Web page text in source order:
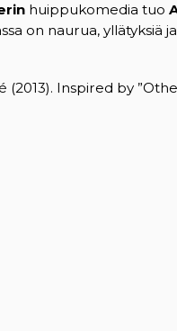
huippukomedia tuo
on naurua, yllätyksiä
Inspired by